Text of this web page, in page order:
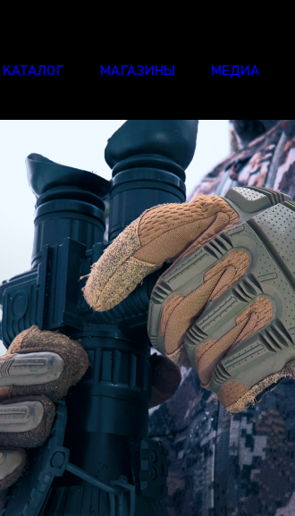
КАТАЛОГ МАГАЗИНЫ МЕДИА